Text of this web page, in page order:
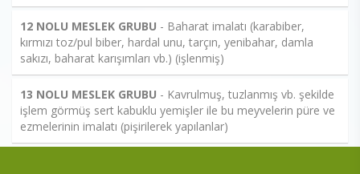
12 NOLU MESLEK GRUBU - Baharat imalatı (karabiber,
kırmızı toz/pul biber, hardal unu, tarçın, yenibahar, damla
sakızı, baharat karışımları vb.) (işlenmiş)
13 NOLU MESLEK GRUBU - Kavrulmuş, tuzlanmış vb. şekilde
işlem görmüş sert kabuklu yemişler ile bu meyvelerin püre ve
ezmelerinin imalatı (pişirilerek yapılanlar)